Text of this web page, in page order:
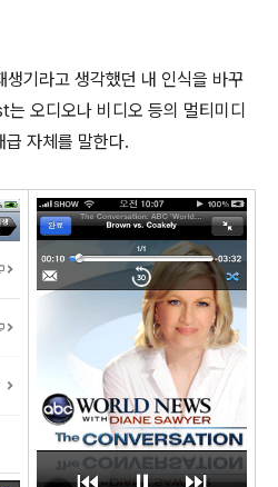
기라고 생각했던 내 인식을 바꾸
오디오나 비디오 등의 멀티미디
자체를 말한다.